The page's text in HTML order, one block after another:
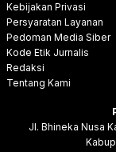
Kebijakan Privasi
Persyaratan Layanan
Pedoman Media Siber
Kode Etik Jurnalis
Redaksi
Tentang Kami
Jl. Bhineka Nusa